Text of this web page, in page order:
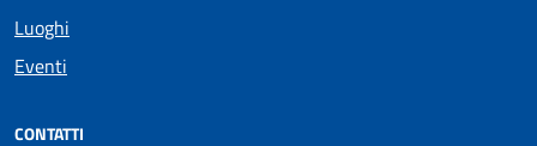
Luoghi
Eventi
CONTATTI